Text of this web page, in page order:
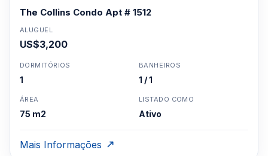
The Collins Condo Apt # 1512
ALUGUEL
US$3,200
DORMITÓRIOS
1
BANHEIROS
1 / 1
ÁREA
75 m2
LISTADO COMO
Ativo
Mais Informações